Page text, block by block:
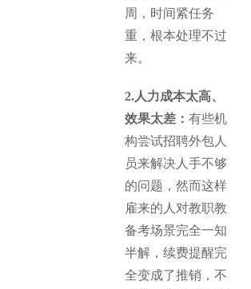
周，时间紧任务
重，根本处理不过
来。
2.人力成本太高、
效果太差：有些机
构尝试招聘外包人
员来解决人手不够
的问题，然而这样
雇来的人对教职教
备考场景完全一知
半解，续费提醒完
全变成了推销，不